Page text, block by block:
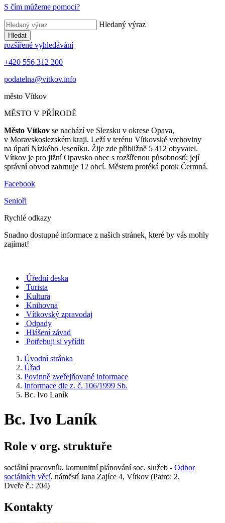
S čím můžeme pomoci?
Hledaný výraz
Hledat
rozšířené vyhledávání
+420 556 312 200
podatelna@vitkov.info
město Vítkov
MĚSTO V PŘÍRODĚ
Město Vítkov se nachází ve Slezsku v okrese Opava,
v Moravskoslezském kraji. Leží v terénu Vítkovské vrchoviny
na úpatí Nízkého Jeseníku. Žije zde přibližně 5 412 obyvatel.
Vítkov je pro jižní Opavsko obec s rozšířenou působností; její
správní obvod zahrnuje 12 obcí. Městem protéká potok Čermná.
Facebook
Senioři
Rychlé odkazy
Snadno dostupné informace z našich stránek, které by vás mohly
zajímat!
Úřední deska
Turista
Kultura
Knihovna
Vítkovský zpravodaj
Odpady
Hlášení závad
Potřebuji si vyřídit
Úvodní stránka
Úřad
Povinně zveřejňované informace
Informace dle z. č. 106/1999 Sb.
Bc. Ivo Laník
Bc. Ivo Laník
Role v org. struktuře
sociální pracovník, komunitní plánování soc. služeb - Odbor
sociálních věcí, náměstí Jana Zajíce 4, Vítkov (Patro: 2,
Dveře č.: 204)
Kontakty